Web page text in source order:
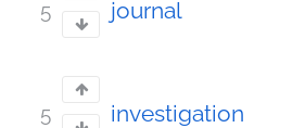
5 journal
5 investigation